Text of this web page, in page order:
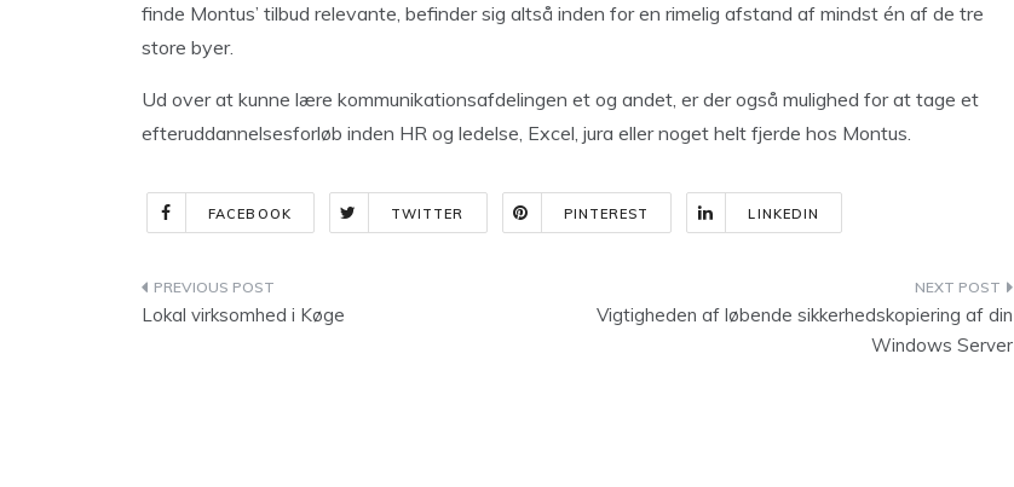
finde Montus’ tilbud relevante, befinder sig altså inden for en rimelig afstand af mindst én af de tre
store byer.
Ud over at kunne lære kommunikationsafdelingen et og andet, er der også mulighed for at tage et
efteruddannelsesforløb inden HR og ledelse, Excel, jura eller noget helt fjerde hos Montus.
FACEBOOK TWITTER PINTEREST LINKEDIN
Indlægsnavigation
Lokal virksomhed i Køge
Vigtigheden af løbende sikkerhedskopiering af din
Windows Server